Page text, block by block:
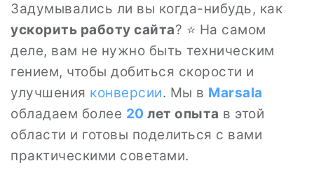
Задумывались ли вы когда-нибудь, как
ускорить работу сайта? ⭐ На самом
деле, вам не нужно быть техническим
гением, чтобы добиться скорости и
улучшения конверсии. Мы в Marsala
обладаем более 20 лет опыта в этой
области и готовы поделиться с вами
практическими советами.